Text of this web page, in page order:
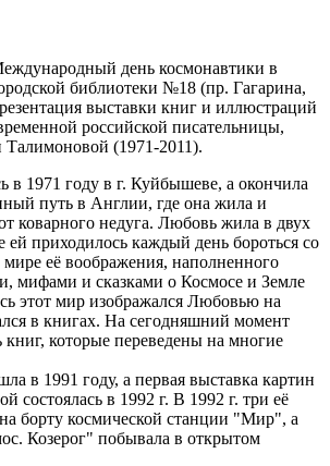
день космонавтики в
библиотеки №18 (пр. Гагарина,
выставки книг и иллюстраций
российской писательницы,
(1971-2011).
в 1971 году в г. Куйбышеве, а окончила
путь в Англии, где она жила и
коварного недуга. Любовь жила в двух
ей приходилось каждый день бороться со
её воображения, наполненного
мифами и сказками о Космосе и Земле
этот мир изображался Любовью на
в книгах. На сегодняшний момент
книг, которые переведены на многие
в 1991 году, а первая выставка картин
состоялась в 1992 г. В 1992 г. три её
борту космической станции "Мир", а
Козерог" побывала в открытом